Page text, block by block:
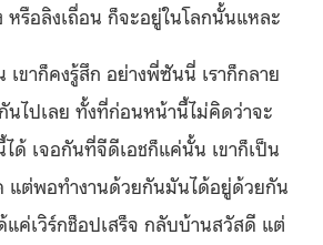
หรือลิงเถื่อน ก็จะอยู่ในโลกนั้นแหละ
ขาก็คงรู้สึก อย่างพี่ซันนี่ เราก็กลาย
ไปเลย ทั้งที่ก่อนหน้านี้ไม่คิดว่าจะ
ด้ เจอกันที่จีดีเอชก็แค่นั้น เขาก็เป็น
ต่พอทำงานด้วยกันมันได้อยู่ด้วยกัน
ด้แค่เวิร์กช็อปเสร็จ กลับบ้านสวัสดี แต่